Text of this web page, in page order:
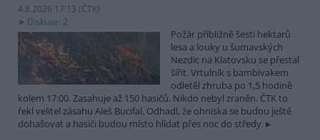
4.8.2026 17:13 (ČTK)
Diskuse: 2
Požár přibližně šesti hektarů
lesa a louky u šumavských
Nezdic na Klatovsku se přestal
šířit. Vrtulník s bambivakem
odletěl zhruba po 1,5 hodině
kolem 17:00. Zasahuje až 150 hasičů. Nikdo nebyl zraněn. ČTK to
řekl velitel zásahu Aleš Bucifal. Odhadl, že ohniska se budou ještě
dohašovat a hasiči budou místo hlídat přes noc do středy.